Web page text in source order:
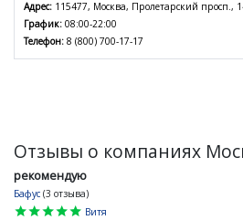
Адрес: 115477, Москва, Пролетарский просп.,
График: 08:00-22:00
Телефон: 8 (800) 700-17-17
Отзывы о компаниях
рекомендую
Бафус (3 отзыва)
star
star
star
star
star
Витя